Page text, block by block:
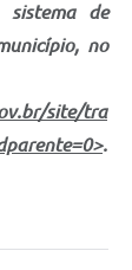
sistema de
no
site/tra
.